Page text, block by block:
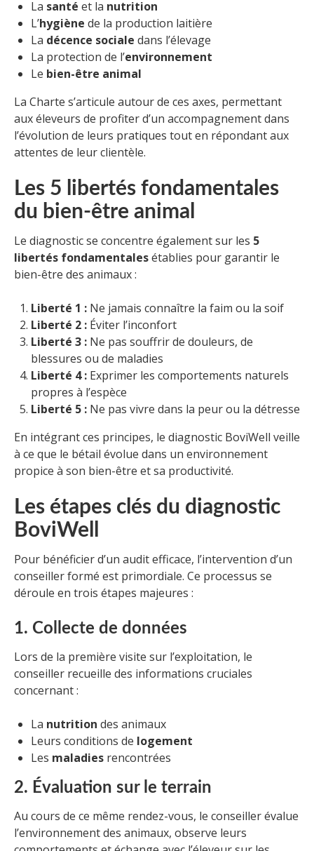
La santé et la nutrition
L’hygiène de la production laitière
La décence sociale dans l’élevage
La protection de l’environnement
Le bien-être animal
La Charte s’articule autour de ces axes, permettant
aux éleveurs de profiter d’un accompagnement dans
l’évolution de leurs pratiques tout en répondant aux
attentes de leur clientèle.
Les 5 libertés fondamentales
du bien-être animal
Le diagnostic se concentre également sur les 5
libertés fondamentalesétablies pour garantir le
bien-être des animaux :
Liberté 1 : Ne jamais connaître la faim ou la soif
Liberté 2 : Éviter l’inconfort
Liberté 3 : Ne pas souffrir de douleurs, de
blessures ou de maladies
Liberté 4 : Exprimer les comportements naturels
propres à l’espèce
Liberté 5 : Ne pas vivre dans la peur ou la détresse
En intégrant ces principes, le diagnostic BoviWell veille
à ce que le bétail évolue dans un environnement
propice à son bien-être et sa productivité.
Les étapes clés du diagnostic
BoviWell
Pour bénéficier d’un audit efficace, l’intervention d’un
conseiller formé est primordiale. Ce processus se
déroule en trois étapes majeures :
1. Collecte de données
Lors de la première visite sur l’exploitation, le
conseiller recueille des informations cruciales
concernant :
La nutrition des animaux
Leurs conditions de logement
Les maladies rencontrées
2. Évaluation sur le terrain
Au cours de ce même rendez-vous, le conseiller évalue
l’environnement des animaux, observe leurs